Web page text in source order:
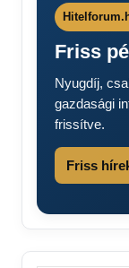
Friss
Nyugdíj,
gazdasági
frissítve.
Friss